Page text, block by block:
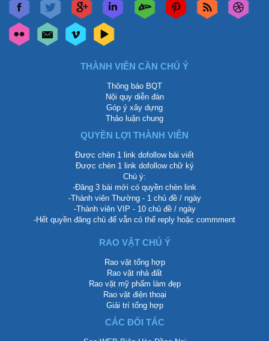
THÀNH VIÊN CẦN CHÚ Ý
Thông báo BQT
Nội quy diễn đàn
Góp ý xây dựng
Thảo luận chung
QUYỀN LỢI THÀNH VIÊN
Được chèn 1 link dofollow bài viết
Được chèn 1 link dofollow chữ ký
Chú ý:
-Đăng 3 bài mới có quyền chèn link
-Thành viên Thường - 1 chủ đề / ngày
-Thành viên VIP - 10 chủ đề / ngày
-Hết quyền đăng chủ để vẫn có thể reply hoặc commment
RAO VẶT CHÚ Ý
Rao vặt tổng hợp
Rao vặt nhà đất
Rao vặt mỹ phẩm làm đẹp
Rao vặt điện thoại
Giải trí tổng hợp
CÁC ĐỐI TÁC